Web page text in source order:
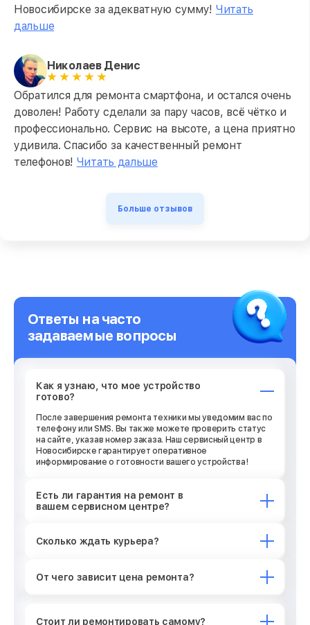
Новосибирске за адекватную сумму! Читать
дальше
Николаев Денис
Обратился для ремонта смартфона, и остался очень
доволен! Работу сделали за пару часов, всё чётко и
профессионально. Сервис на высоте, а цена приятно
удивила. Спасибо за качественный ремонт
телефонов! Читать дальше
Больше отзывов
Ответы на часто
задаваемые вопросы
Как я узнаю, что мое устройство
готово?
После завершения ремонта техники мы уведомим вас по
телефону или SMS. Вы также можете проверить статус
на сайте, указав номер заказа. Наш сервисный центр в
Новосибирске гарантирует оперативное
информирование о готовности вашего устройства!
Есть ли гарантия на ремонт в
вашем сервисном центре?
Сколько ждать курьера?
От чего зависит цена ремонта?
Стоит ли ремонтировать самому?